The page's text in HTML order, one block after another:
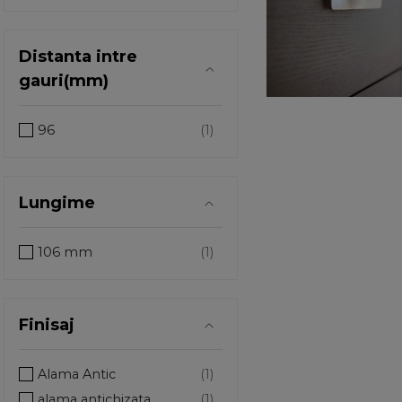
Distanta intre
gauri(mm)
96
Lungime
106 mm
Finisaj
Alama Antic